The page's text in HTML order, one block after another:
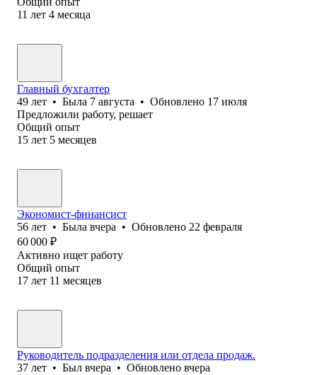
11 лет 4 месяца
Главный бухгалтер
49 лет • Была 7 августа • Обновлено 17 июля
Предложили работу, решает
Общий опыт
15 лет 5 месяцев
Экономист-финансист
56 лет • Была вчера • Обновлено 22 февраля
60 000 ₽
Активно ищет работу
Общий опыт
17 лет 11 месяцев
Руководитель подразделения или отдела продаж.
37 лет • Был вчера • Обновлено вчера